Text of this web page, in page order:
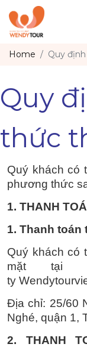
Home Quy
Quy
thức
Quý khách có
phương thức
1. THANH
1. Thanh toán
Quý khách có
mặt tại
ty
Địa chỉ: 25/60
Nghé, quận 1,
2. THANH